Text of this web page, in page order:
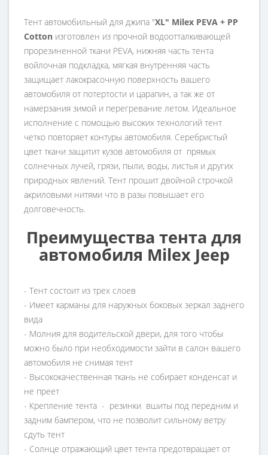
Тент автомобильный для джипа "XL" Milex PEVA + PP
Cotton изготовлен из прочной водоотталкивающей
прорезиненной ткани PEVA, нижняя часть тента
войлочная подкладка, мягкая внутренняя часть
защищает лакокрасочную поверхность вашего
автомобиля от потертости и царапин, а так же от
намерзания зимой и перегревание летом. Идеальное
исполнение с помощью высоких технологий тент
четко повторяет контуры автомобиля. Серебристый
цвет ткани защитит кузов автомобиля от прямых
солнечных лучей, грязи, пыли, воды, листья и других
природных явлений. Тент прошит двойной строчкой
акриловыми нитями что в разы повышает его
долговечность.
Преимущества тента для
автомобиля Milex Jeep
- Тент состоит из трех слоев
- Имеет карманы для наружных боковых зеркал заднего
вида
- Молния для водительской двери, для того чтобы
можно было при необходимости зайти в салон вашего
автомобиля не снимая тент
- Высококачественная ткань не собирает конденсат и
не преет
- Крепление тента - резинки вшиты под передним и
задним бампером, что не позволит сильному ветру
сдуть тент
- Солнце отражающий цвет тента предотвращает от